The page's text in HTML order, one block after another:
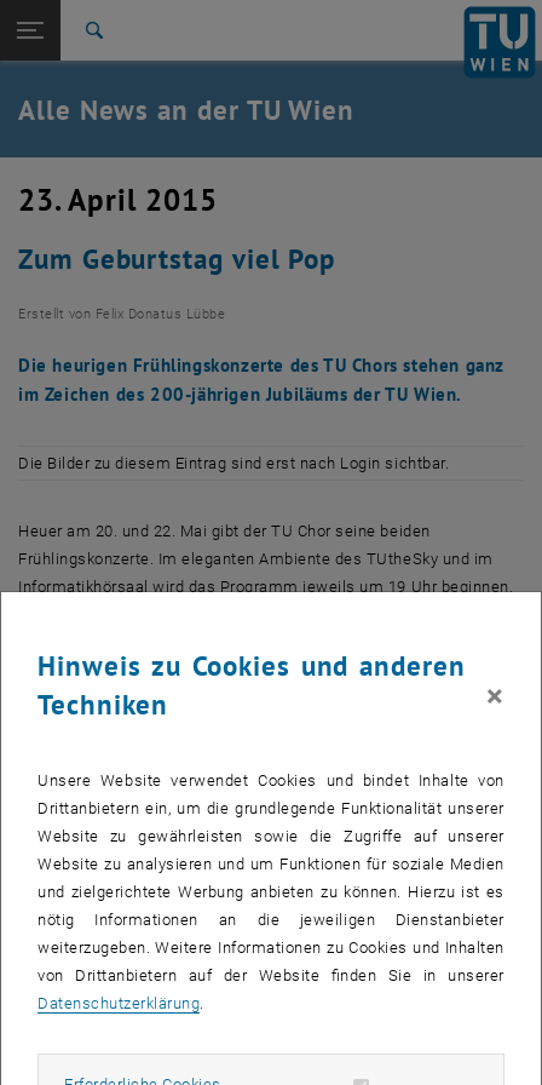
TU Login
Quicklinks
Quicklinks-Menü umschalten
Studium
Karriere
Zurück: Subseiten von TU Wien Startseite auflisten
Zurück zur letzten Ebene:
TU Wien Startseite
Übersicht
Alle News an der TU Wien
23. April 2015
Zum Geburtstag viel Pop
Erstellt von Felix Donatus Lübbe
Die heurigen Frühlingskonzerte des TU Chors stehen ganz
im Zeichen des 200-jährigen Jubiläums der TU Wien.
Die Bilder zu diesem Eintrag sind erst nach Login sichtbar.
Heuer am 20. und 22. Mai gibt der TU Chor seine beiden
Frühlingskonzerte. Im eleganten Ambiente des TUtheSky und im
Informatikhörsaal wird das Programm jeweils um 19 Uhr beginnen.
Das Thema der Frühlingskonzerte sind 200 Jahre Popmusik – in
Inbrunst, vom Aufstieg und vom Fliegen, von Teilchenphysik und
Lichterscheinungen und natürlich von der Liebe. Die ZuhörerInnen
mögen sich in Angehörige der TU verschiedener Epochen
hineinversetzen, wenn sie beliebten Stücken von der Romantik bis
zur Gegenwart lauschen.
Nach der großen Nachfrage im letzten Jahr sind heuer erstmals
zwei Konzerttermine angesetzt. Diese Gelegenheit lässt man sich
nicht entgehen, um einmal, am 20. Mai, hoch über den Dächern
Getreidemarkt zu singen. Das zweite Konzert am 22. Mai findet wie
Hinweis zu Cookies und anderen
Techniken
×
Unsere Website verwendet Cookies und bindet Inhalte von
Drittanbietern ein, um die grundlegende Funktionalität unserer
Website zu gewährleisten sowie die Zugriffe auf unserer
Website zu analysieren und um Funktionen für soziale Medien
und zielgerichtete Werbung anbieten zu können. Hierzu ist es
nötig Informationen an die jeweiligen Dienstanbieter
weiterzugeben. Weitere Informationen zu Cookies und Inhalten
von Drittanbietern auf der Website finden Sie in unserer
Datenschutzerklärung.